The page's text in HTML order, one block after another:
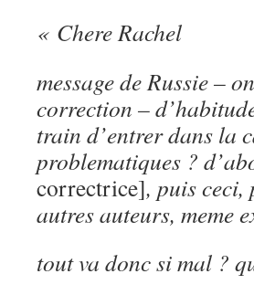
« Chere Rachel
message de Russie –
correction –
train d’entrer dans la
problematiques ?
correctrice], puis ceci,
autres auteurs, meme
tout va donc si mal ?